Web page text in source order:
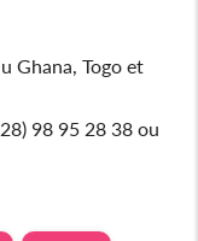
Ghana, Togo et
98 95 28 38 ou